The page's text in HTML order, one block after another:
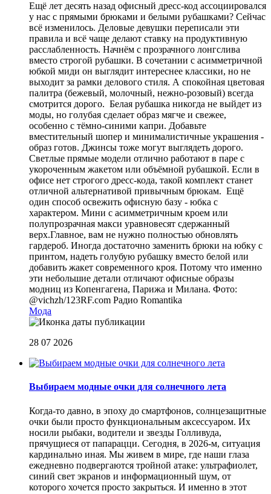
Ещё лет десять назад офисный дресс-код ассоциировался
у нас с прямыми брюками и белыми рубашками? Сейчас
всё изменилось. Деловые девушки переписали эти
правила и всё чаще делают ставку на продуктивную
расслабленность. Начнём с прозрачного лонгслива
вместо строгой рубашки. В сочетании с асимметричной
юбкой миди он выглядит интереснее классики, но не
выходит за рамки делового стиля. А спокойная цветовая
палитра (бежевый, молочный, нежно-розовый) всегда
смотрится дорого. Белая рубашка никогда не выйдет из
моды, но голубая сделает образ мягче и свежее,
особенно с тёмно-синими капри. Добавьте
вместительный шопер и минималистичные украшения -
образ готов. Джинсы тоже могут выглядеть дорого.
Светлые прямые модели отлично работают в паре с
укороченным жакетом или объёмной рубашкой. Если в
офисе нет строгого дресс-кода, такой комплект станет
отличной альтернативой привычным брюкам. Ещё
один способ освежить офисную базу - юбка с
характером. Мини с асимметричным кроем или
полупрозрачная макси уравновесят сдержанный
верх.Главное, вам не нужно полностью обновлять
гардероб. Иногда достаточно заменить брюки на юбку с
принтом, надеть голубую рубашку вместо белой или
добавить жакет современного кроя. Потому что именно
эти небольшие детали отличают офисные образы
модниц из Копенгагена, Парижа и Милана. Фото:
@vichzh/123RF.com Радио Romantika
Мода
28 07 2026
Выбираем модные очки для солнечного лета
Когда-то давно, в эпоху до смартфонов, солнцезащитные
очки были просто функциональным аксессуаром. Их
носили рыбаки, водители и звезды Голливуда,
прячущиеся от папарацци. Сегодня, в 2026-м, ситуация
кардинально иная. Мы живем в мире, где наши глаза
ежедневно подвергаются тройной атаке: ультрафиолет,
синий свет экранов и информационный шум, от
которого хочется просто закрыться. И именно в этот